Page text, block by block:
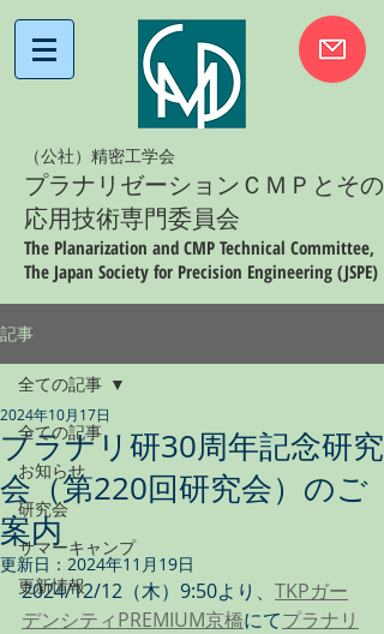
（公社）精密工学会
プラナリゼーションＣＭＰとその
応用技術専門委員会
The Planarization and CMP Technical Committee,
The Japan Society for Precision Engineering (JSPE)
記事
全ての記事
お知らせ
研究会
サマーキャンプ
更新情報
全ての記事
プラナリ研30周年記念研究
会（第220回研究会）のご
案内
2024年10月17日
更新日： 2024年11月19日
2024/12/12（木）9:50より、 TKPガー
デンシティPREMIUM京橋にてプラナリ